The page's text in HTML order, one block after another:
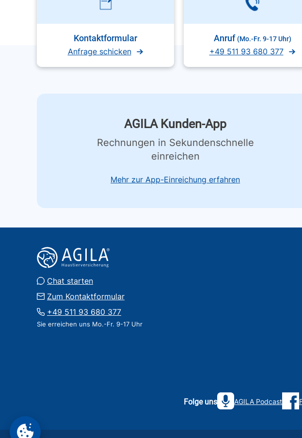
Kontaktformular
Anfrage schicken
Anruf (Mo.-Fr. 9-17 Uhr)
+49 511 93 680 377
AGILA Kunden-App
Rechnungen in Sekundenschnelle
einreichen
Mehr zur App-Einreichung erfahren